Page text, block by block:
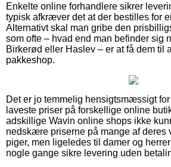
Enkelte online forhandlere sikrer
typisk afkræver det at der bestilles for
Alternativt skal man gribe den
som ofte – hvad end man befinder sig
Birkerød eller Haslev – er at få dem til
pakkeshop.
Det er jo temmelig hensigtsmæssigt
laveste priser på forskellige online
adskillige Wavin online shops ikke
nedskære priserne på mange af deres
piger, men ligeledes til damer og
nogle gange sikre levering uden